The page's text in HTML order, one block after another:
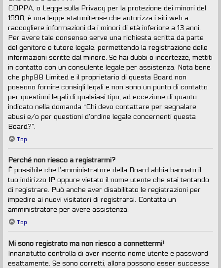
COPPA, o Legge sulla Privacy per la protezione dei minori del
1998, è una legge statunitense che autorizza i siti web a
raccogliere informazioni da i minori di età inferiore a 13 anni.
Per avere tale consenso serve una richiesta scritta da parte
del genitore o tutore legale, permettendo la registrazione delle
informazioni scritte dal minore. Se hai dubbi o incertezze, mettiti
in contatto con un consulente legale per assistenza. Nota bene
che phpBB Limited e il proprietario di questa Board non
possono fornire consigli legali e non sono un punto di contatto
per questioni legali di qualsiasi tipo, ad eccezione di quanto
indicato nella domanda “Chi devo contattare per segnalare
abusi e/o per questioni d’ordine legale concernenti questa
Board?”.
Top
Perché non riesco a registrarmi?
È possibile che l’amministratore della Board abbia bannato il
tuo indirizzo IP oppure vietato il nome utente che stai tentando
di registrare. Può anche aver disabilitato le registrazioni per
impedire ai nuovi visitatori di registrarsi. Contatta un
amministratore per avere assistenza.
Top
Mi sono registrato ma non riesco a connettermi!
Innanzitutto controlla di aver inserito nome utente e password
esattamente. Se sono corretti, allora possono esser successe